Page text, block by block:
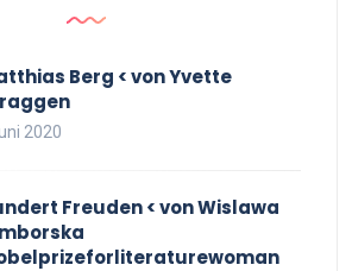
Berg < von Yvette
2020
Freuden < von Wislawa